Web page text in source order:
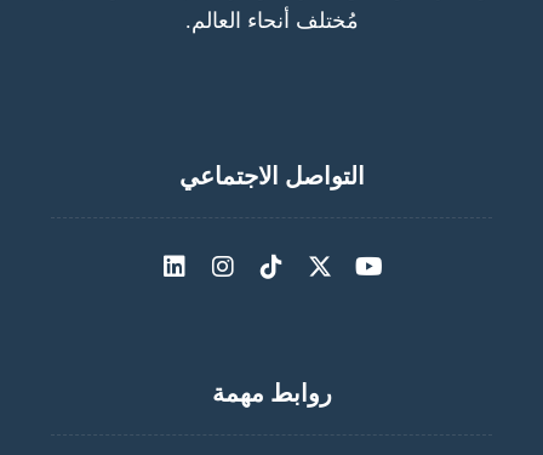
مُختلف أنحاء العالم.
التواصل الاجتماعي
روابط مهمة